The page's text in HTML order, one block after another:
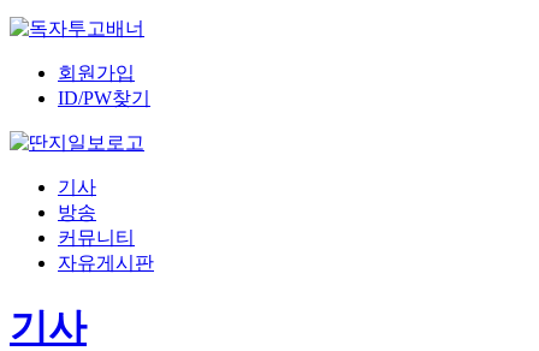
회원가입
ID/PW찾기
기사
방송
커뮤니티
자유게시판
기사